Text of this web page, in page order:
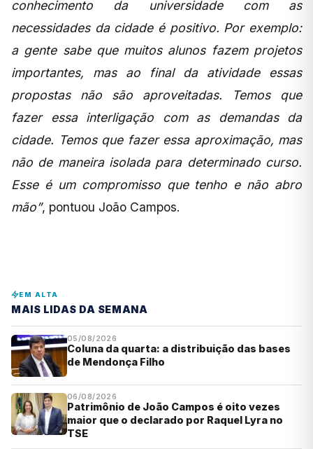
conhecimento da universidade com as
necessidades da cidade é positivo. Por exemplo:
a gente sabe que muitos alunos fazem projetos
importantes, mas ao final da atividade essas
propostas não são aproveitadas. Temos que
fazer essa interligação com as demandas da
cidade. Temos que fazer essa aproximação, mas
não de maneira isolada para determinado curso.
Esse é um compromisso que tenho e não abro
mão”, pontuou João Campos.
EM ALTA
MAIS LIDAS DA SEMANA
05/08/2026
Coluna da quarta: a distribuição das bases
de Mendonça Filho
06/08/2026
Patrimônio de João Campos é oito vezes
maior que o declarado por Raquel Lyra no
TSE